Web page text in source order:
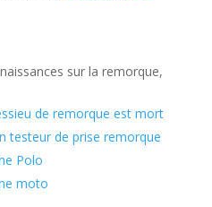
sur la remorque,
de remorque est mort
testeur de prise remorque
Polo
moto